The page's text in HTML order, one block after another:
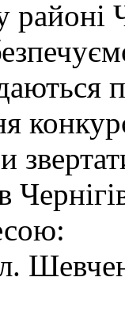
районі